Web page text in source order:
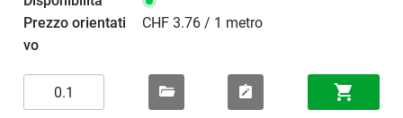
CHF 3.76 / 1 metro